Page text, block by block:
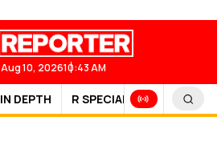
Aug 10, 202610:43 AM
IN DEPTH R SPECIAL SPORTS